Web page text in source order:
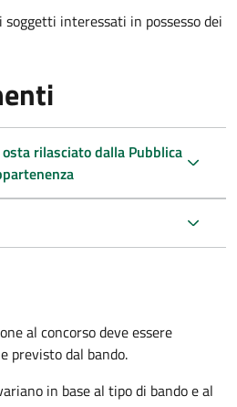
interessati in possesso dei
rilasciato dalla Pubblica
al concorso deve essere
previsto dal bando.
in base al tipo di bando e al